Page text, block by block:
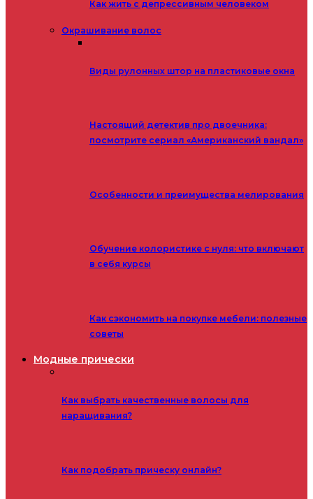
Как жить с депрессивным человеком
Окрашивание волос
Виды рулонных штор на пластиковые окна
Настоящий детектив про двоечника:
посмотрите сериал «Американский вандал»
Особенности и преимущества мелирования
Обучение колористике с нуля: что включают
в себя курсы
Как сэкономить на покупке мебели: полезные
советы
Модные прически
Как выбрать качественные волосы для
наращивания?
Как подобрать прическу онлайн?